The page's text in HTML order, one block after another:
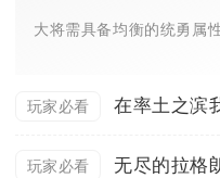
玩家必看 在率土之滨
玩家必看